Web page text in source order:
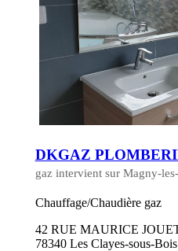
DKGAZ
gaz intervient sur Magny-
Chauffage/Chaudière gaz
42 RUE MAURICE
78340 Les Clayes-sous-Bois